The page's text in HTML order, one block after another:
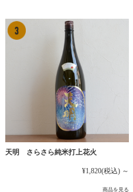
天明 さらさら純米打上花火
¥1,820(税込) ～
商品を見る